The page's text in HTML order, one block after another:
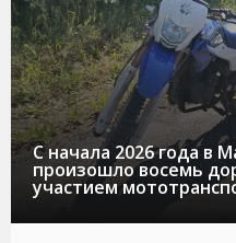
С начала 2026 года в
произошло восемь
участием